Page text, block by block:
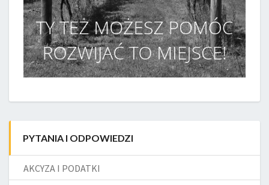
PYTANIA I ODPOWIEDZI
AKCYZA I PODATKI